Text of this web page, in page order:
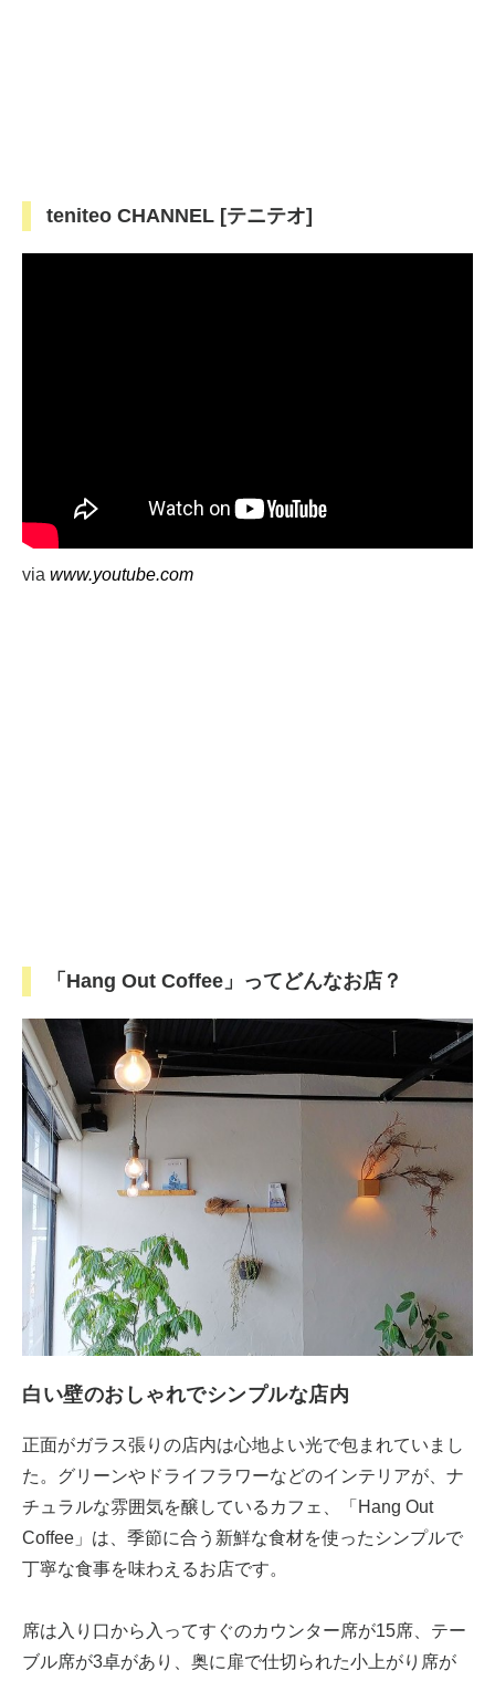
teniteo CHANNEL [テニテオ]
by teniteo
via www.youtube.com
「Hang Out Coffee」ってどんなお店？
白い壁のおしゃれでシンプルな店内
正面がガラス張りの店内は心地よい光で包まれていまし
た。グリーンやドライフラワーなどのインテリアが、ナ
チュラルな雰囲気を醸しているカフェ、「Hang Out
Coffee」は、季節に合う新鮮な食材を使ったシンプルで
丁寧な食事を味わえるお店です。
席は入り口から入ってすぐのカウンター席が15席、テー
ブル席が3卓があり、奥に扉で仕切られた小上がり席が